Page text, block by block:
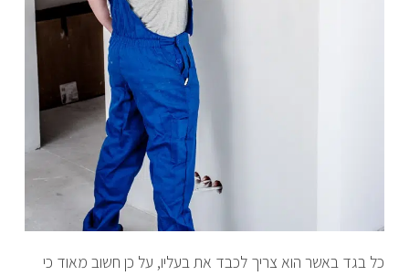
כל בגד באשר הוא צריך לכבד את בעליו, על כן חשוב מאוד כי